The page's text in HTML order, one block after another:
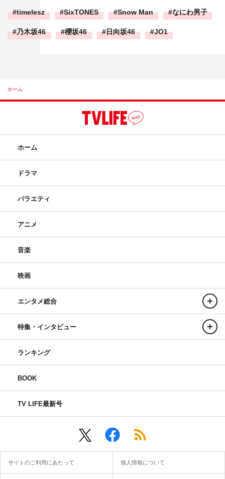
timelesz SixTONES Snow Man なにわ男子
乃木坂46 櫻坂46 日向坂46 JO1
ホーム
ホーム
ドラマ
バラエティ
アニメ
音楽
映画
エンタメ総合
特集・インタビュー
ランキング
BOOK
TV LIFE最新号
サイトのご利用にあたって 個人情報について